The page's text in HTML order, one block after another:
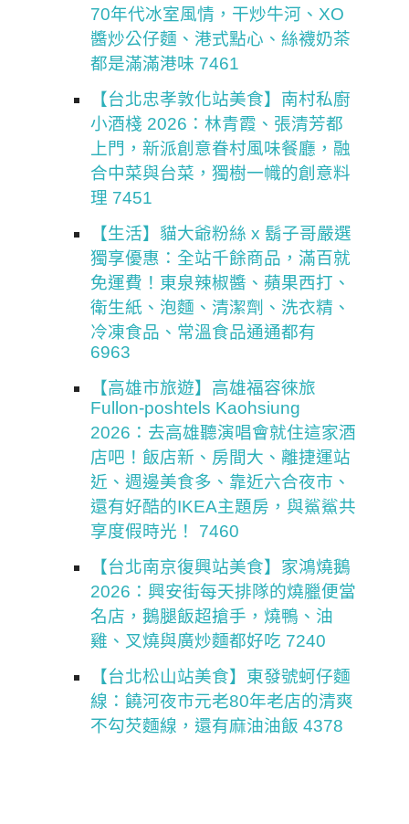
70年代冰室風情，干炒牛河、XO
醬炒公仔麵、港式點心、絲襪奶茶
都是滿滿港味 7461
【台北忠孝敦化站美食】南村私廚
小酒棧 2026：林青霞、張清芳都
上門，新派創意眷村風味餐廳，融
合中菜與台菜，獨樹一幟的創意料
理 7451
【生活】貓大爺粉絲 x 鬍子哥嚴選
獨享優惠：全站千餘商品，滿百就
免運費！東泉辣椒醬、蘋果西打、
衛生紙、泡麵、清潔劑、洗衣精、
冷凍食品、常溫食品通通都有
6963
【高雄市旅遊】高雄福容徠旅
Fullon-poshtels Kaohsiung
2026：去高雄聽演唱會就住這家酒
店吧！飯店新、房間大、離捷運站
近、週邊美食多、靠近六合夜市、
還有好酷的IKEA主題房，與鯊鯊共
享度假時光！ 7460
【台北南京復興站美食】家鴻燒鵝
2026：興安街每天排隊的燒臘便當
名店，鵝腿飯超搶手，燒鴨、油
雞、叉燒與廣炒麵都好吃 7240
【台北松山站美食】東發號蚵仔麵
線：饒河夜市元老80年老店的清爽
不勾芡麵線，還有麻油油飯 4378